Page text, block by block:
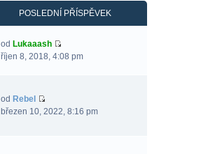
POSLEDNÍ PŘÍSPĚVEK
od Lukaaash
říjen 8, 2018, 4:08 pm
od Rebel
březen 10, 2022, 8:16 pm